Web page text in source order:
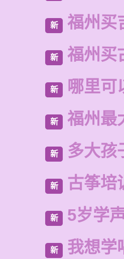
新 福州买
新 福州买
新 哪里可
新 福州最
新 多大孩
新 古筝培
新 5岁学
新 我想学